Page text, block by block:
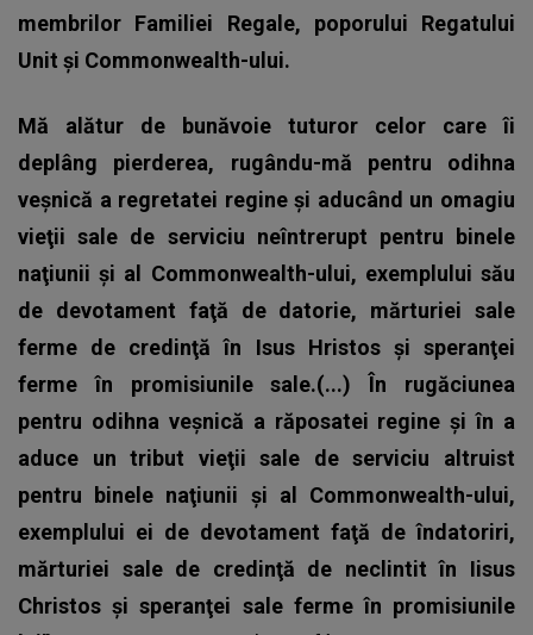
membrilor Familiei Regale, poporului Regatului
Unit şi Commonwealth-ului.
Mă alătur de bunăvoie tuturor celor care îi
deplâng pierderea, rugându-mă pentru odihna
veşnică a regretatei regine şi aducând un omagiu
vieţii sale de serviciu neîntrerupt pentru binele
naţiunii şi al Commonwealth-ului, exemplului său
de devotament faţă de datorie, mărturiei sale
ferme de credinţă în Isus Hristos şi speranţei
ferme în promisiunile sale.(...) În rugăciunea
pentru odihna veşnică a răposatei regine şi în a
aduce un tribut vieţii sale de serviciu altruist
pentru binele naţiunii şi al Commonwealth-ului,
exemplului ei de devotament faţă de îndatoriri,
mărturiei sale de credinţă de neclintit în Iisus
Christos şi speranţei sale ferme în promisiunile